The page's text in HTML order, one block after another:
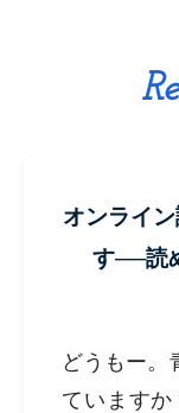
オンライ
す──読
どうもー。
ています